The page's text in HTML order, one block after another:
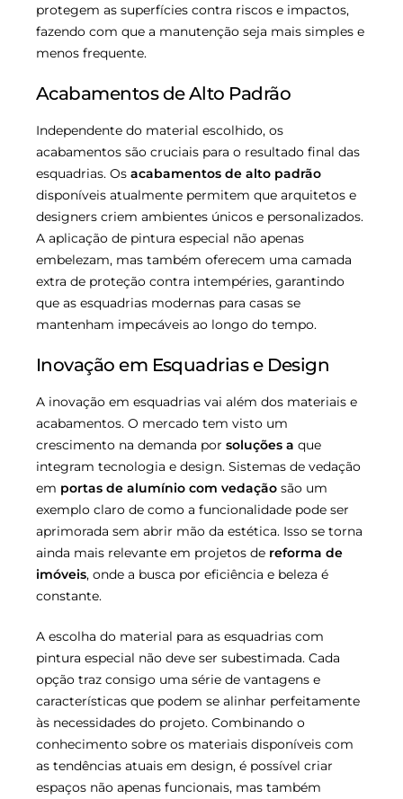
protegem as superfícies contra riscos e impactos,
fazendo com que a manutenção seja mais simples e
menos frequente.
Acabamentos de Alto Padrão
Independente do material escolhido, os
acabamentos são cruciais para o resultado final das
esquadrias. Os acabamentos de alto padrão
disponíveis atualmente permitem que arquitetos e
designers criem ambientes únicos e personalizados.
A aplicação de pintura especial não apenas
embelezam, mas também oferecem uma camada
extra de proteção contra intempéries, garantindo
que as esquadrias modernas para casas se
mantenham impecáveis ao longo do tempo.
Inovação em Esquadrias e Design
A inovação em esquadrias vai além dos materiais e
acabamentos. O mercado tem visto um
crescimento na demanda por soluções a que
integram tecnologia e design. Sistemas de vedação
em portas de alumínio com vedação são um
exemplo claro de como a funcionalidade pode ser
aprimorada sem abrir mão da estética. Isso se torna
ainda mais relevante em projetos de reforma de
imóveis, onde a busca por eficiência e beleza é
constante.
A escolha do material para as esquadrias com
pintura especial não deve ser subestimada. Cada
opção traz consigo uma série de vantagens e
características que podem se alinhar perfeitamente
às necessidades do projeto. Combinando o
conhecimento sobre os materiais disponíveis com
as tendências atuais em design, é possível criar
espaços não apenas funcionais, mas também